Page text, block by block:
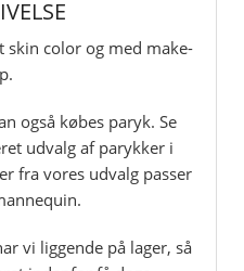
skin color og med make-
også købes paryk. Se
udvalg af parykker i
fra vores udvalg passer
vi liggende på lager, så